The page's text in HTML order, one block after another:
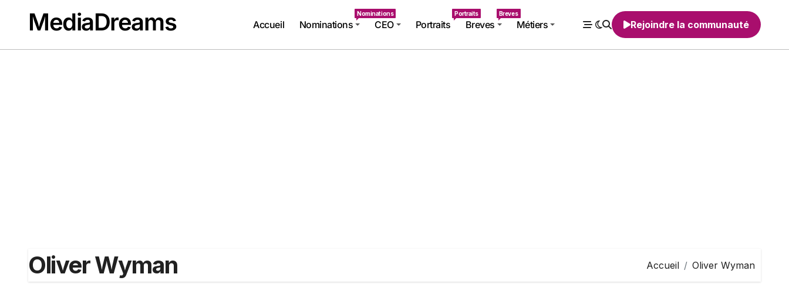
contenuMediaDreams Accueil Nominations
Nominations
CEO Portraits
Portraits
Breves
Breves
Métiers Rejoindre la communauté
Oliver Wyman Accueil Oliver Wyman